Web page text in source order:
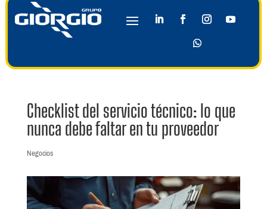
Checklist del servicio técnico: lo que
nunca debe faltar en tu proveedor
Negocios